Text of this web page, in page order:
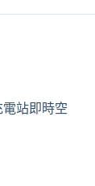
站即時空